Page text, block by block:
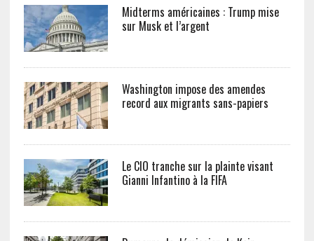
Midterms américaines : Trump mise
sur Musk et l’argent
Washington impose des amendes
record aux migrants sans-papiers
Le CIO tranche sur la plainte visant
Gianni Infantino à la FIFA